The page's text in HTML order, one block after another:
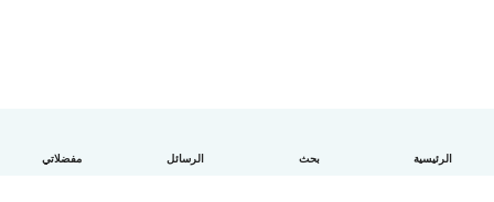
الرئيسية بحث الرسائل مفضلاتي